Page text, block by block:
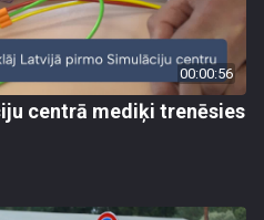
00:00:56
centrā mediķi trenēsies